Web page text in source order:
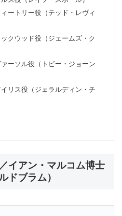
ートリー役（テッド・レヴィ
クウッド役（ジェームズ・ク
ーソル役（トビー・ジョーン
リス役（ジェラルディン・チ
イアン・マルコム博士
ドブラム）